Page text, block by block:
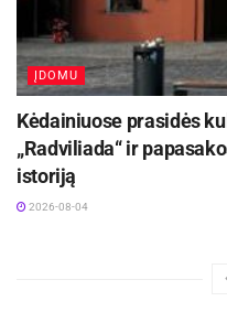
ĮDOMU
Kėdainiuose prasidės
„Radviliada“ ir
istoriją
2026-08-04